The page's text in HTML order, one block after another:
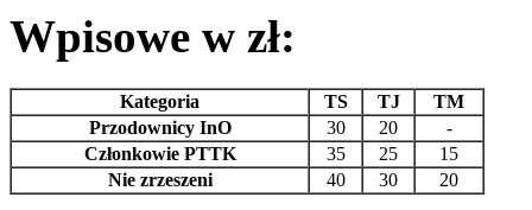
Wpisowe w zł:
Kategoria TS TJ
TM
Przodownicy InO
30 20
-
Członkowie PTTK
35 25
15
Nie zrzeszeni
40 30 20